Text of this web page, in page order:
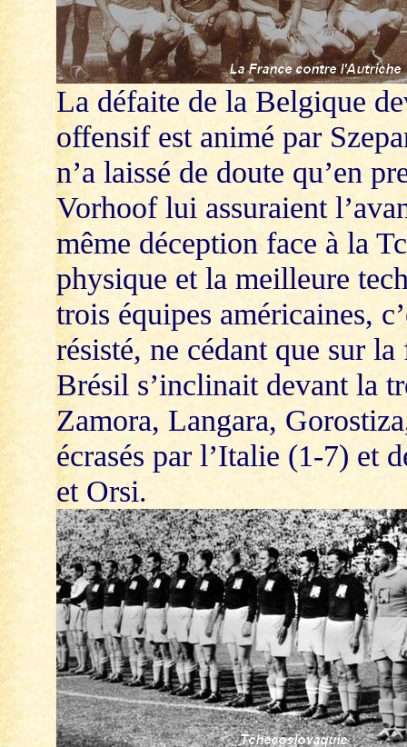
La défaite de la Belgique
offensif est animé par
n’a laissé de doute qu’en
Vorhoof lui assuraient
même déception face à la
physique et la meilleure
trois équipes américaines,
résisté, ne cédant que sur
Brésil s’inclinait devant la
Zamora, Langara,
écrasés par l’Italie (1-7) et
et Orsi.